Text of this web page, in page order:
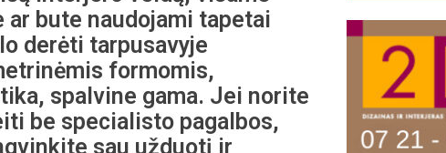
ar bute naudojami tapetai
derėti tarpusavyje
formomis,
spalvine gama. Jei norite
be specialisto pagalbos,
sau užduotį ir